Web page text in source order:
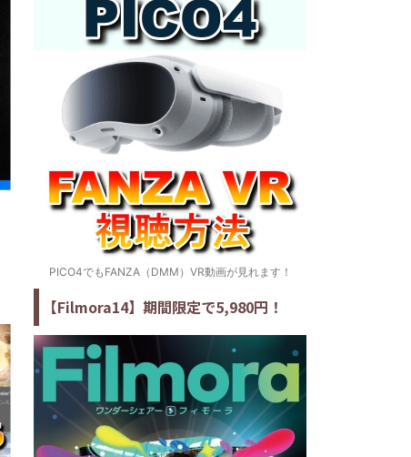
PICO4でもFANZA（DMM）VR動画が見れます！
【Filmora14】期間限定で5,980円！